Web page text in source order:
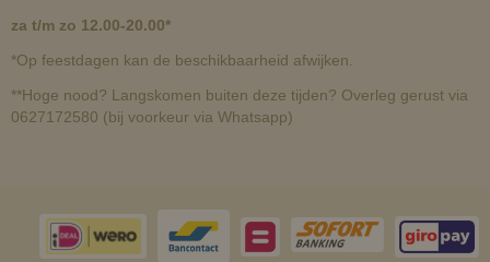
za t/m zo 12.00-20.00*
*Op feestdagen kan de beschikbaarheid afwijken.
**Hoge nood? Langskomen buiten deze tijden? Overleg gerust via
0627172580 (bij voorkeur via Whatsapp)